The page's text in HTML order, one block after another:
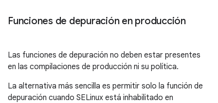
Funciones de depuración en producción
Las funciones de depuración no deben estar presentes
en las compilaciones de producción ni su política.
La alternativa más sencilla es permitir solo la función de
depuración cuando SELinux está inhabilitado en